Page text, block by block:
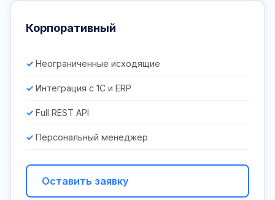
Корпоративный
Неограниченные исходящие
Интеграция с 1С и ERP
Full REST API
Персональный менеджер
Оставить заявку